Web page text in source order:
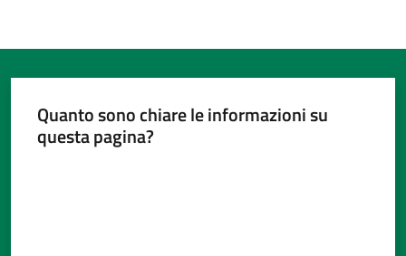
Quanto sono chiare le informazioni su
questa pagina?